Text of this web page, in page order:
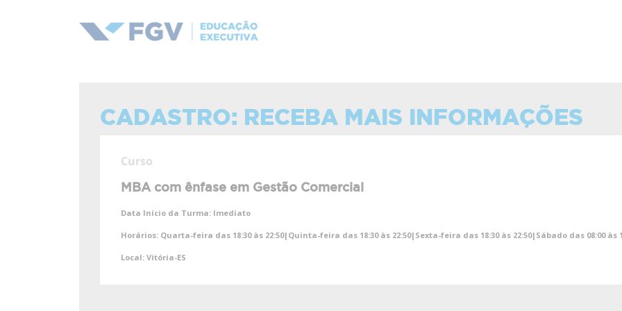
CADASTRO: RECEBA MAIS INFORMAÇÕES
Curso
MBA com ênfase em Gestão Comercial
Data Início da Turma: Imediato
Horários: Quarta-feira das 18:30 às 22:50|Quinta-feira das 18:30 às 22:50|Sexta-feira das 18:30 às 22:50|Sábado das 08:00 às
Local: Vitória-ES